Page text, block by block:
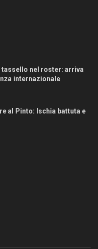
nel roster: arriva
internazionale
al Pinto: Ischia battuta e